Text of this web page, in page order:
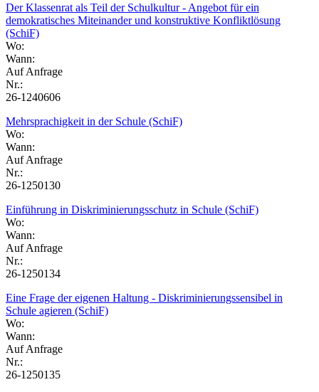
Der Klassenrat als Teil der Schulkultur - Angebot für ein
demokratisches Miteinander und konstruktive Konfliktlösung
(SchiF)
Wo:
Wann:
Auf Anfrage
Nr.:
26-1240606
Mehrsprachigkeit in der Schule (SchiF)
Wo:
Wann:
Auf Anfrage
Nr.:
26-1250130
Einführung in Diskriminierungsschutz in Schule (SchiF)
Wo:
Wann:
Auf Anfrage
Nr.:
26-1250134
Eine Frage der eigenen Haltung - Diskriminierungssensibel in
Schule agieren (SchiF)
Wo:
Wann:
Auf Anfrage
Nr.:
26-1250135